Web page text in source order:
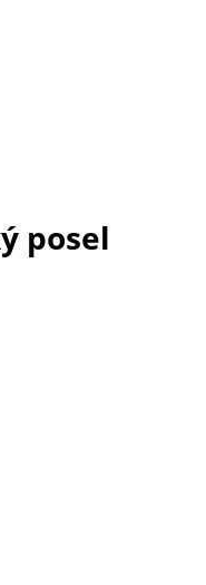
posel